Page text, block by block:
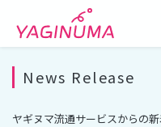
News Release
ヤギヌマ流通サービスからの